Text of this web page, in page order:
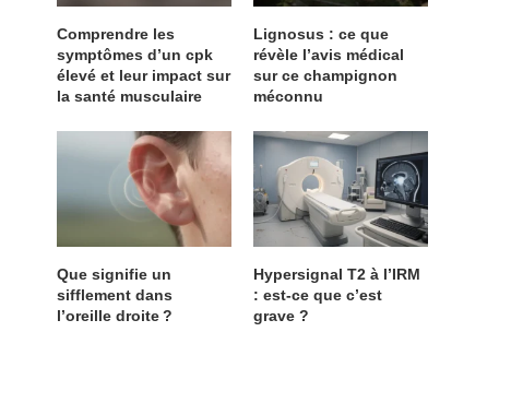
Comprendre les
symptômes d’un cpk
élevé et leur impact sur
la santé musculaire
Lignosus : ce que
révèle l’avis médical
sur ce champignon
méconnu
Que signifie un
sifflement dans
l’oreille droite ?
Hypersignal T2 à l’IRM
: est-ce que c’est
grave ?